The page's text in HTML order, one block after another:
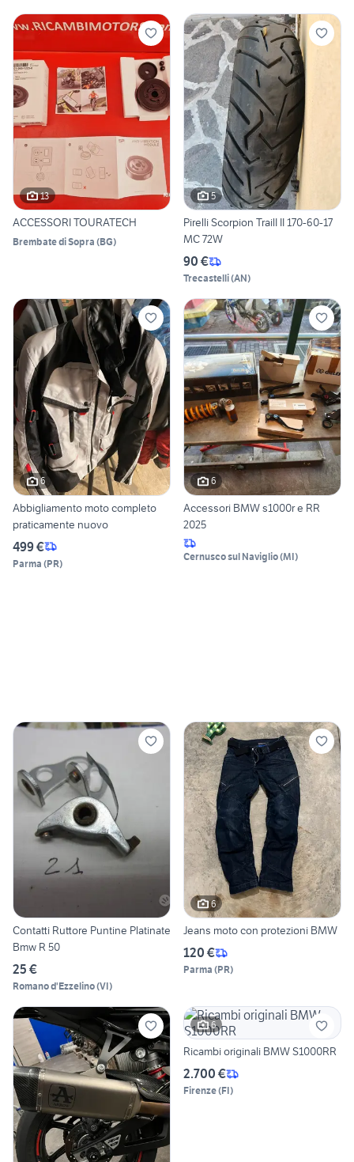
13
ACCESSORI TOURATECH
Brembate di Sopra (BG)
5
Pirelli Scorpion TrailI II 170-60-17
MC 72W
90 €
Trecastelli(AN)
6
Abbigliamento moto completo
praticamente nuovo
499 €
Parma (PR)
6
Accessori BMW s1000r e RR
2025
Cernusco sul Naviglio(MI)
Contatti Ruttore Puntine Platinate
Bmw R 50
25 €
Romano d'Ezzelino(VI)
6
Jeans moto con protezioni BMW
120 €
Parma (PR)
6
Ricambi originali BMW S1000RR
2.700 €
Firenze(FI)